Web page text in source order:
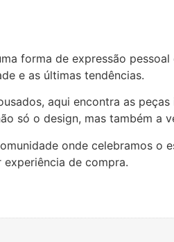
forma de expressão
e as últimas tendências.
aqui encontra as
só o design, mas também a
onde celebramos o
de compra.